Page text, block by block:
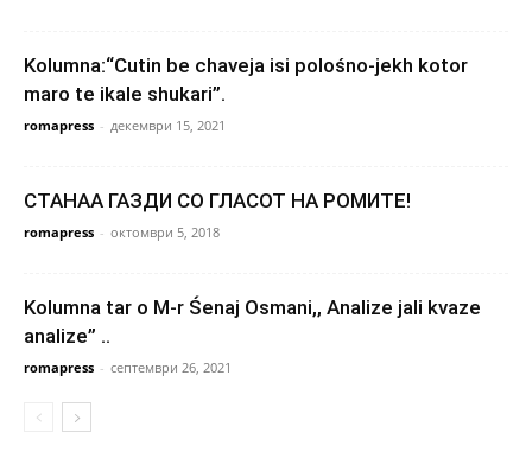
Kolumna:“Cutin be chaveja isi polośno-jekh kotor
maro te ikale shukari”.
romapress - декември 15, 2021
СТАНАА ГАЗДИ СО ГЛАСОТ НА РОМИТЕ!
romapress - октомври 5, 2018
Kolumna tar o M-r Śenaj Osmani,, Analizе jali kvaze
analize” ..
romapress - септември 26, 2021